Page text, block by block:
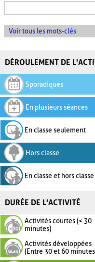
Voir tous les mots-clés
DÉROULEMENT DE
Sporadiques
En plusieurs séances
En classe seulement
Hors classe
En classe et hors classe
DURÉE DE L'ACTIVITÉ
Activités courtes (< 30
minutes)
Activités développées
(Entre 30 et 60